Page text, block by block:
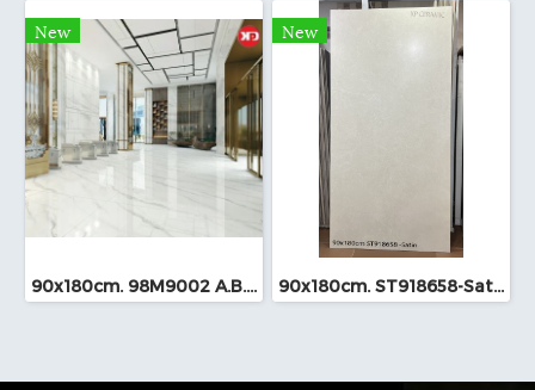
New
90x180cm. 98M9002 A.B.C
New
90x180cm. ST918658-Satin